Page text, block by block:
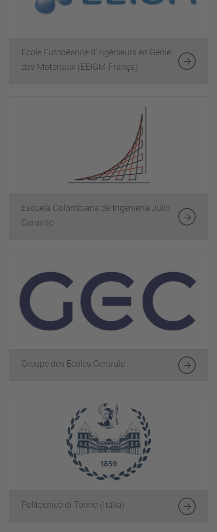
Ecole Européenne d’Ingénieurs en Génie
des Matériaux (EEIGM-França)
Escuela Colombiana de Ingeniería Julio
Garavito
Groupe des Écoles Centrale
Politecnico di Torino (Itàlia)